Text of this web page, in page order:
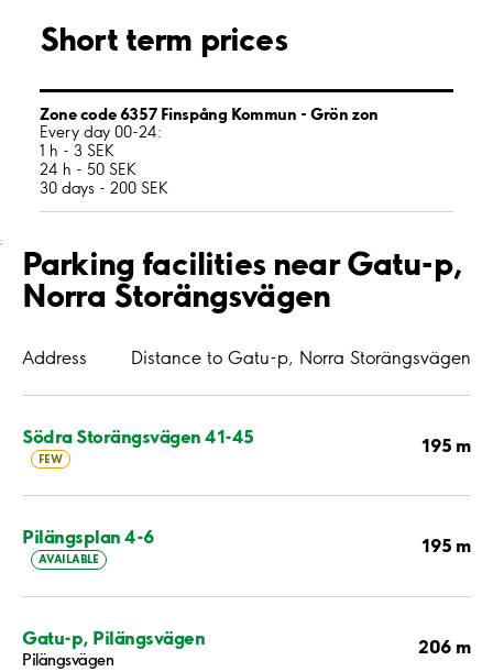
Short term prices
Zone code 6357 Finspång Kommun - Grön zon
Every day 00-24:
1 h - 3 SEK
24 h - 50 SEK
30 days - 200 SEK
;
Parking facilities near Gatu-p,
Norra Storängsvägen
Address Distance to Gatu-p, Norra Storängsvägen
Södra Storängsvägen 41-45
FEW
195 m
Pilängsplan 4-6
AVAILABLE
195 m
Gatu-p, Pilängsvägen
Pilängsvägen
206 m